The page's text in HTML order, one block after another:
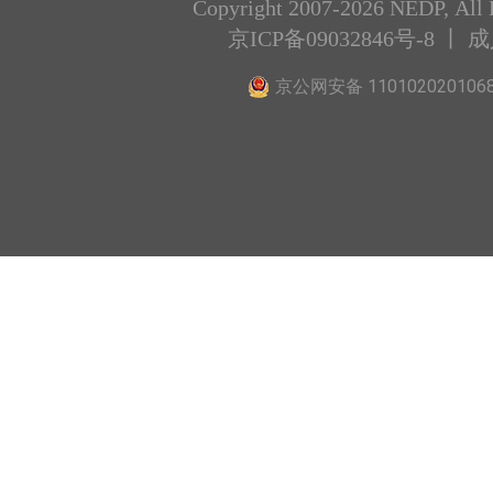
Copyright 2007-2026 NEDP, All
京ICP备09032846号-8 丨
京公网安备